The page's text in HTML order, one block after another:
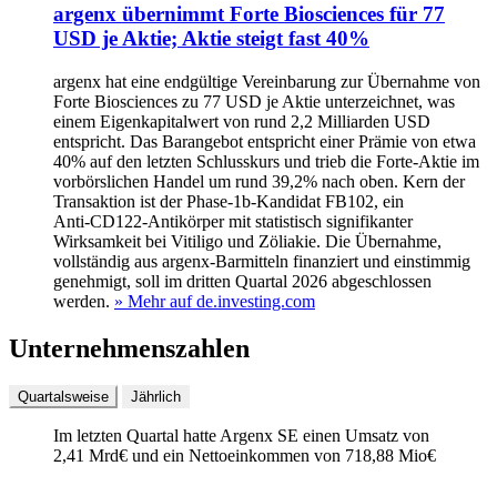
argenx übernimmt Forte Biosciences für 77
USD je Aktie; Aktie steigt fast 40%
argenx hat eine endgültige Vereinbarung zur Übernahme von
Forte Biosciences zu 77 USD je Aktie unterzeichnet, was
einem Eigenkapitalwert von rund 2,2 Milliarden USD
entspricht. Das Barangebot entspricht einer Prämie von etwa
40% auf den letzten Schlusskurs und trieb die Forte-Aktie im
vorbörslichen Handel um rund 39,2% nach oben. Kern der
Transaktion ist der Phase‑1b-Kandidat FB102, ein
Anti‑CD122-Antikörper mit statistisch signifikanter
Wirksamkeit bei Vitiligo und Zöliakie. Die Übernahme,
vollständig aus argenx-Barmitteln finanziert und einstimmig
genehmigt, soll im dritten Quartal 2026 abgeschlossen
werden. » Mehr auf de.investing.com
Unternehmenszahlen
Quartalsweise Jährlich
Im letzten Quartal hatte Argenx SE einen Umsatz von
2,41 Mrd€ und ein Nettoeinkommen von 718,88 Mio€